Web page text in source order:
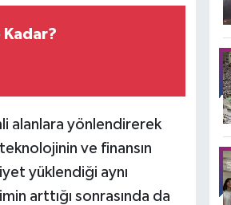
Kadar?
alanlara yönlendirerek
ve finansın
yüklendiği aynı
arttığı sonrasında da